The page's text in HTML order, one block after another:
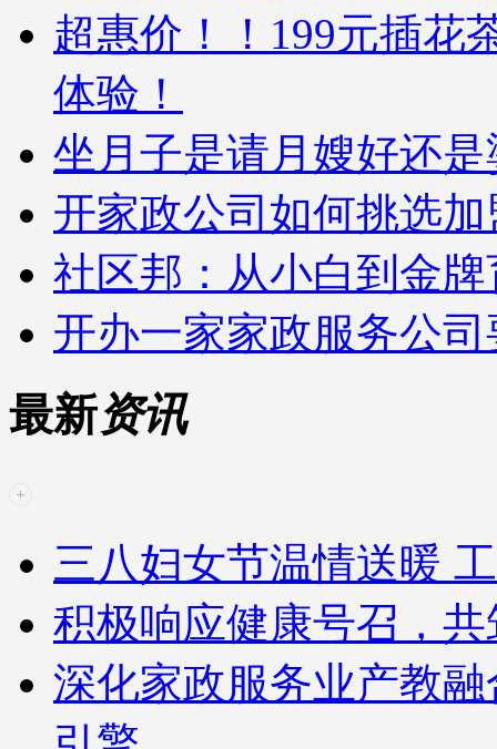
超惠价！！199元插花
体验！
坐月子是请月嫂好还
开家政公司如何挑选加
社区邦：从小白到金
开办一家家政服务公
最新资讯
三八妇女节温情送暖
积极响应健康号召，
深化家政服务业产教